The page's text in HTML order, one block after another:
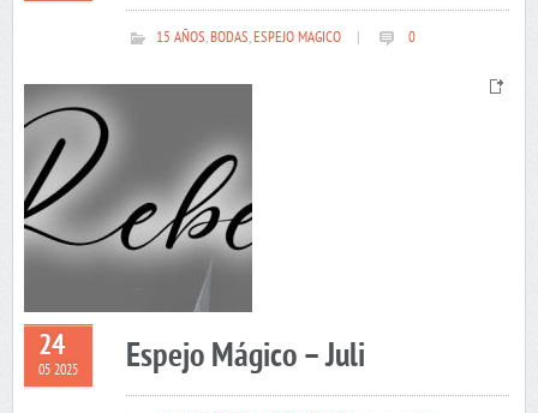
15 AÑOS,BODAS,ESPEJO MAGICO 0
24
05 2025 Espejo Mágico – Juli